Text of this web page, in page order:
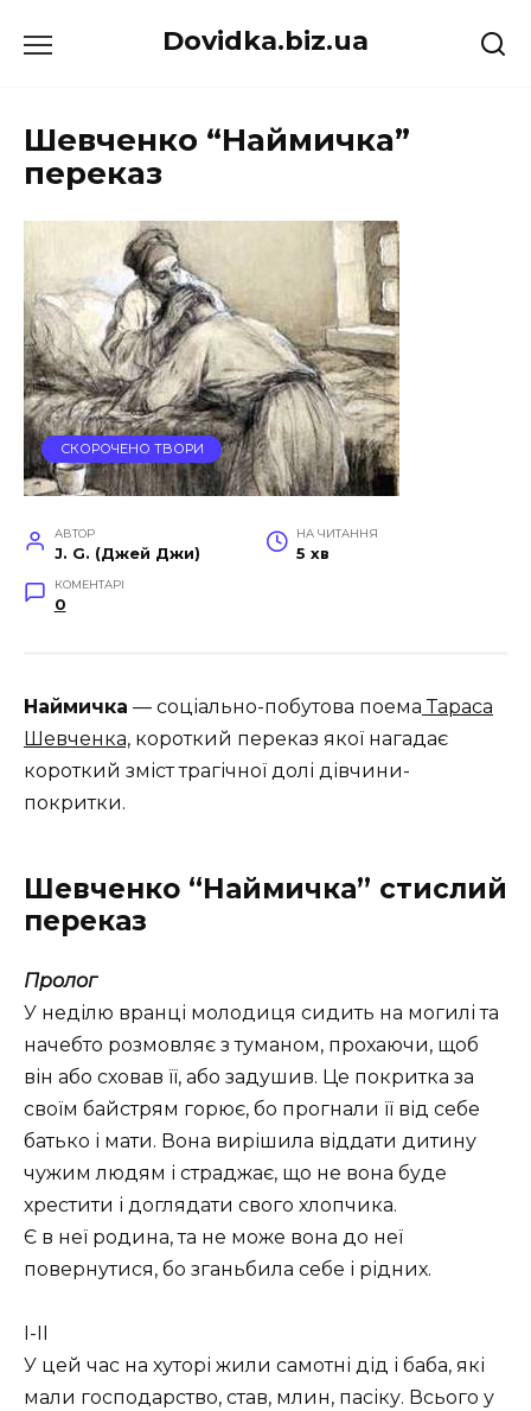
до
Dovidka.biz.ua
Шевченко “Наймичка”
переказ
СКОРОЧЕНО ТВОРИ
АВТОР
J. G. (Джей Джи)
НА ЧИТАННЯ
5 хв
КОМЕНТАРІ
0
Наймичка — соціально-побутова поема Тараса
Шевченка, короткий переказ якої нагадає
короткий зміст трагічної долі дівчини-
покритки.
Шевченко “Наймичка” стислий
переказ
Пролог
У неділю вранці молодиця сидить на могилі та
начебто розмовляє з туманом, прохаючи, щоб
він або сховав її, або задушив. Це покритка за
своїм байстрям горює, бо прогнали її від себе
батько і мати. Вона вирішила віддати дитину
чужим людям і страджає, що не вона буде
хрестити і доглядати свого хлопчика.
Є в неї родина, та не може вона до неї
повернутися, бо зганьбила себе і рідних.
І-ІІ
У цей час на хуторі жили самотні дід і баба, які
мали господарство, став, млин, пасіку. Всього у